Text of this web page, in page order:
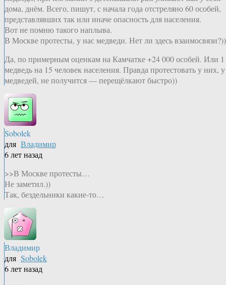
дома, днём. Всего, пишут, с начала года отстреляно 60 особей,
представлявших так или иначе опасность для населения.
Вот не помню такого наплыва.
В Москве протесты, у нас медведи. Нет ли здесь взаимосвязи?))
Да, по примерным оценкам на Камчатке +24 000 особей. Или 1
медведь на 15 человек населения. Правда протестовать у них, у
медведей, не получится — перещёлкают быстро))
Sobolek
для Владимир
6 лет назад
>>В Москве протесты…
Не заметил.))
Так, бездельники какие-то…
Владимир
для Sobolek
6 лет назад